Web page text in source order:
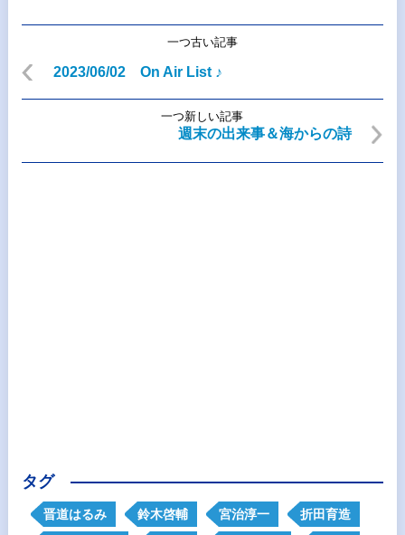
一つ古い記事
2023/06/02 On Air List ♪
一つ新しい記事
週末の出来事＆海からの詩
タグ
晋道はるみ 鈴木啓輔 宮治淳一 折田育造